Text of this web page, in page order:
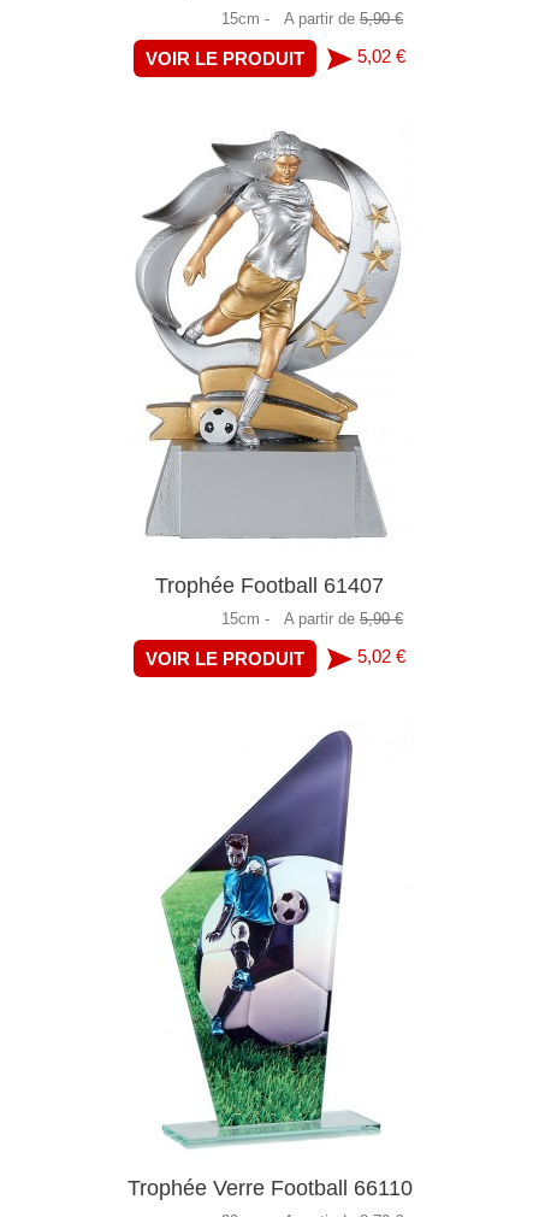
15cm - A partir de 5,90 €
VOIR LE PRODUIT 5,02 €
Trophée Football 61407
15cm - A partir de 5,90 €
VOIR LE PRODUIT 5,02 €
Trophée Verre Football 66110